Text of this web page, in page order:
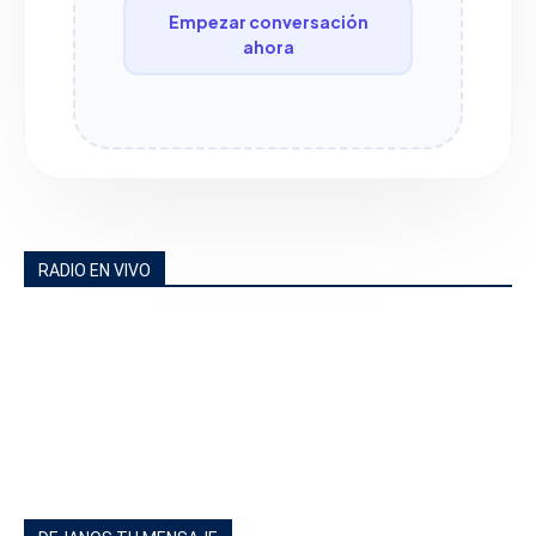
Empezar conversación
ahora
RADIO EN VIVO